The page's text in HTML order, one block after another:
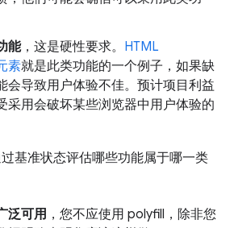
能，这是硬性要求。 HTML
素就是此类功能的一个例子，如果缺
会导致用户体验不佳。预计项目利益
采用会破坏某些浏览器中用户体验的
基准状态评估哪些功能属于哪一类
泛可用 ，您不应使用 polyfill，除非您